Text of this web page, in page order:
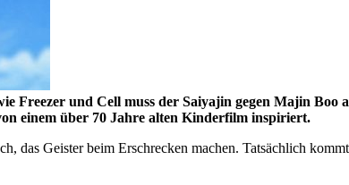
Freezer und Cell muss der Saiyajin gegen Majin Boo
einem über 70 Jahre alten Kinderfilm inspiriert.
das Geister beim Erschrecken machen. Tatsächlich